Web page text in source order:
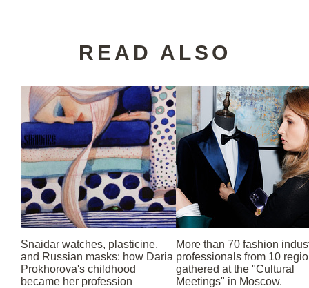
READ ALSO
Snaidar watches, plasticine,
and Russian masks: how Daria
Prokhorova's childhood
became her profession
More than 70 fashion
professionals from 10
gathered at the "Cultural
Meetings" in Moscow.